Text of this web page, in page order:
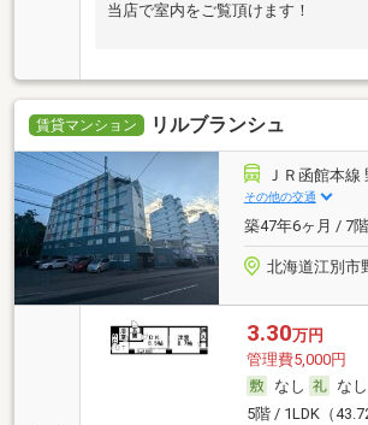
当店で室内をご覧頂けます！
賃貸マンション リルブランシュ
ＪＲ函館本
その他の交通
築47年6ヶ月 / 7
北海道江別市
3.30万円
管理費5,000円
なし
なし
5階 / 1LDK（